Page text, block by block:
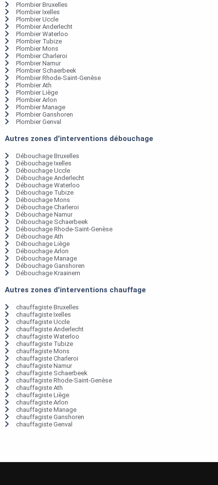
Plombier Bruxelles
Plombier Ixelles
Plombier Uccle
Plombier Anderlecht
Plombier Waterloo
Plombier Tubize
Plombier Mons
Plombier Charleroi
Plombier Namur
Plombier Schaerbeek
Plombier Rhode-Saint-Genèse
Plombier Ath
Plombier Liège
Plombier Arlon
Plombier Manage
Plombier Ganshoren
Plombier Genval
Autres zones d'interventions débouchage
Débouchage Bruxelles
Débouchage Ixelles
Débouchage Uccle
Débouchage Anderlecht
Débouchage Waterloo
Débouchage Tubize
Débouchage Mons
Débouchage Charleroi
Débouchage Namur
Débouchage Schaerbeek
Débouchage Rhode-Saint-Genèse
Débouchage Ath
Débouchage Liège
Débouchage Arlon
Débouchage Manage
Débouchage Ganshoren
Débouchage Kraainem
Autres zones d'interventions chauffage
chauffagiste Bruxelles
chauffagiste Ixelles
chauffagiste Uccle
chauffagiste Anderlecht
chauffagiste Waterloo
chauffagiste Tubize
chauffagiste Mons
chauffagiste Charleroi
chauffagiste Namur
chauffagiste Schaerbeek
chauffagiste Rhode-Saint-Genèse
chauffagiste Ath
chauffagiste Liège
chauffagiste Arlon
chauffagiste Manage
chauffagiste Ganshoren
chauffagiste Genval